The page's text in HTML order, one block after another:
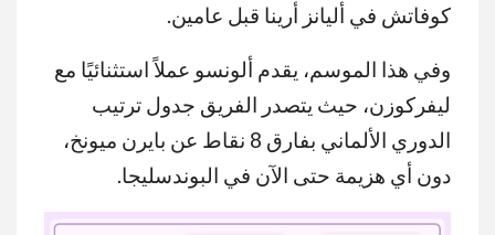
كوفاتش في أليانز أرينا قبل عامين.
وفي هذا الموسم، يقدم ألونسو عملاً استثنائيًا مع
ليفركوزن، حيث يتصدر الفريق جدول ترتيب
الدوري الألماني بفارق 8 نقاط عن بايرن ميونخ،
دون أي هزيمة حتى الآن في البوندسليجا.